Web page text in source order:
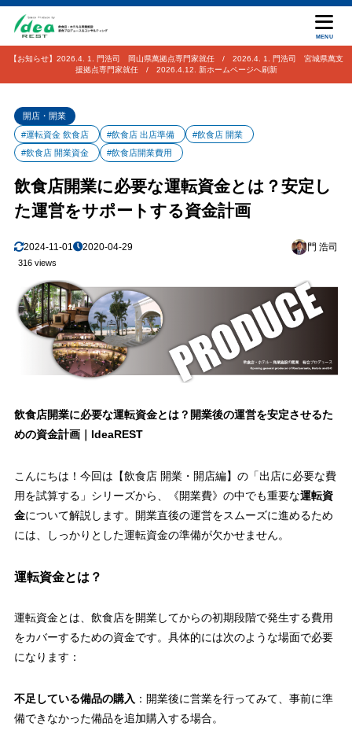
MENU
【お知らせ】2026.4. 1. 門浩司 岡山県萬拠点専門家就任 / 2026.4. 1. 門浩司 宮城県萬支
援拠点専門家就任 / 2026.4.12. 新ホームページへ刷新
開店・開業
#運転資金 飲食店
#飲食店 出店準備
#飲食店 開業
#飲食店 開業資金
#飲食店開業費用
飲食店開業に必要な運転資金とは？安定し
た運営をサポートする資金計画
2024-11-01 2020-04-29 門 浩司
316 views
飲食店開業に必要な運転資金とは？開業後の運営を安定させるた
めの資金計画｜IdeaREST
こんにちは！今回は【飲食店 開業・開店編】の「出店に必要な費
用を試算する」シリーズから、《開業費》の中でも重要な運転資
金について解説します。開業直後の運営をスムーズに進めるため
には、しっかりとした運転資金の準備が欠かせません。
運転資金とは？
運転資金とは、飲食店を開業してからの初期段階で発生する費用
をカバーするための資金です。具体的には次のような場面で必要
になります：
不足している備品の購入 ：開業後に営業を行ってみて、事前に準
備できなかった備品を追加購入する場合。